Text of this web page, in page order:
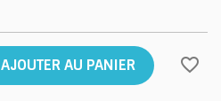
AJOUTER AU PANIER favorite_border